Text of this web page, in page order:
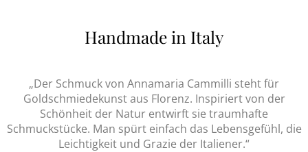
Handmade in Italy
„Der Schmuck von Annamaria Cammilli steht für
Goldschmiedekunst aus Florenz. Inspiriert von der
Schönheit der Natur entwirft sie traumhafte
Schmuckstücke. Man spürt einfach das Lebensgefühl, die
Leichtigkeit und Grazie der Italiener.“